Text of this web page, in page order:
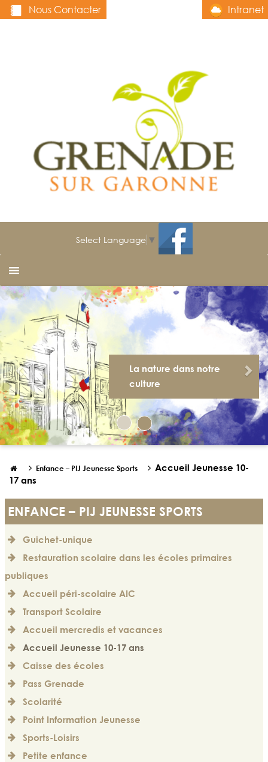
Nous Contacter Intranet
Select Language ▼
La nature dans notre
culture
Previous
  Enfance – PIJ Jeunesse Sports  Accueil Jeunesse 10-
17 ans
ENFANCE – PIJ JEUNESSE SPORTS
Guichet-unique
Restauration scolaire dans les écoles primaires
publiques
Accueil péri-scolaire AIC
Transport Scolaire
Accueil mercredis et vacances
Accueil Jeunesse 10-17 ans
Caisse des écoles
Pass Grenade
Scolarité
Point Information Jeunesse
Sports-Loisirs
Petite enfance